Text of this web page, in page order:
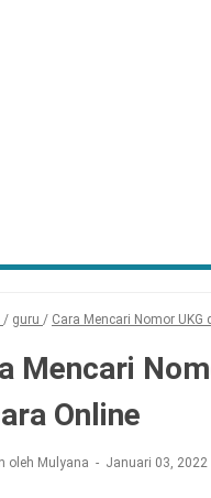
/ guru / Cara Mencari Nomor UKG
Mencari
Online
oleh Mulyana Januari 03, 2022